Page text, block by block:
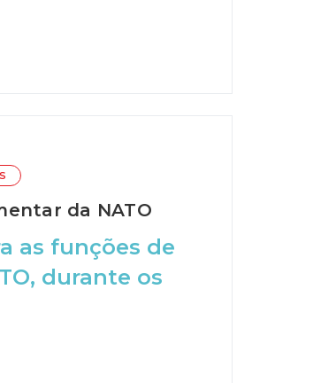
da NATO
as funções de
durante os